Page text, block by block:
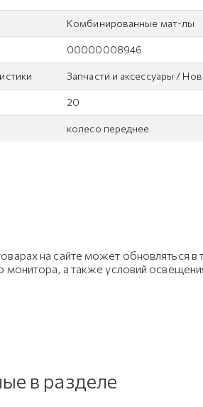
Комбинированные мат-лы
00000008946
Запчасти и аксессуары /
20
колесо переднее
на сайте может обновляться в
монитора, а также условий
в разделе